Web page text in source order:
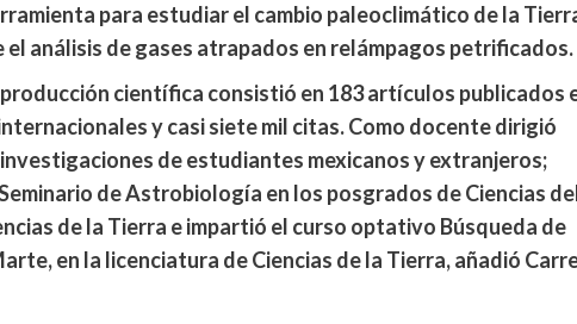
para estudiar el cambio paleoclimático de la
el análisis de gases atrapados en relámpagos petrificados.
científica consistió en 183 artículos publicados
y casi siete mil citas. Como docente dirigió
de estudiantes mexicanos y extranjeros;
de Astrobiología en los posgrados de Ciencias
de la Tierra e impartió el curso optativo Búsqueda de
en la licenciatura de Ciencias de la Tierra, añadió